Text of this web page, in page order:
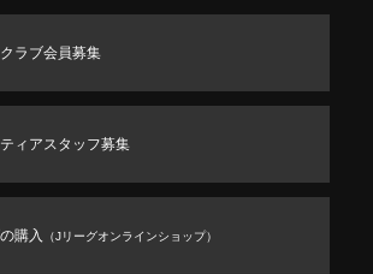
ラブ会員募集
ィアスタッフ募集
購入 （Jリーグオンラインショップ）